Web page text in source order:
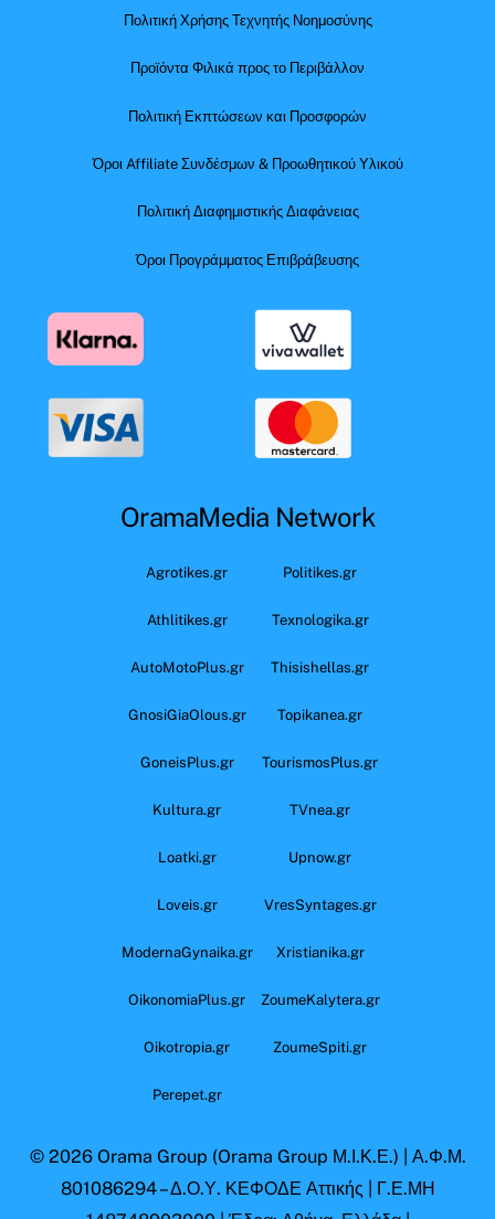
Πολιτική Χρήσης Τεχνητής Νοημοσύνης
Προϊόντα Φιλικά προς το Περιβάλλον
Πολιτική Εκπτώσεων και Προσφορών
Όροι Affiliate Συνδέσμων & Προωθητικού Υλικού
Πολιτική Διαφημιστικής Διαφάνειας
Όροι Προγράμματος Επιβράβευσης
OramaMedia Network
Agrotikes.gr Politikes.gr
Athlitikes.gr Texnologika.gr
AutoMotoPlus.gr Thisishellas.gr
GnosiGiaOlous.gr Topikanea.gr
GoneisPlus.gr TourismosPlus.gr
Kultura.gr TVnea.gr
Loatki.gr Upnow.gr
Loveis.gr VresSyntages.gr
ModernaGynaika.gr Xristianika.gr
OikonomiaPlus.gr ZoumeKalytera.gr
Oikotropia.gr ZoumeSpiti.gr
Perepet.gr
© 2026 Orama Group (Orama Group Μ.Ι.Κ.Ε.) | Α.Φ.Μ.
801086294 – Δ.Ο.Υ. ΚΕΦΟΔΕ Αττικής | Γ.Ε.ΜΗ